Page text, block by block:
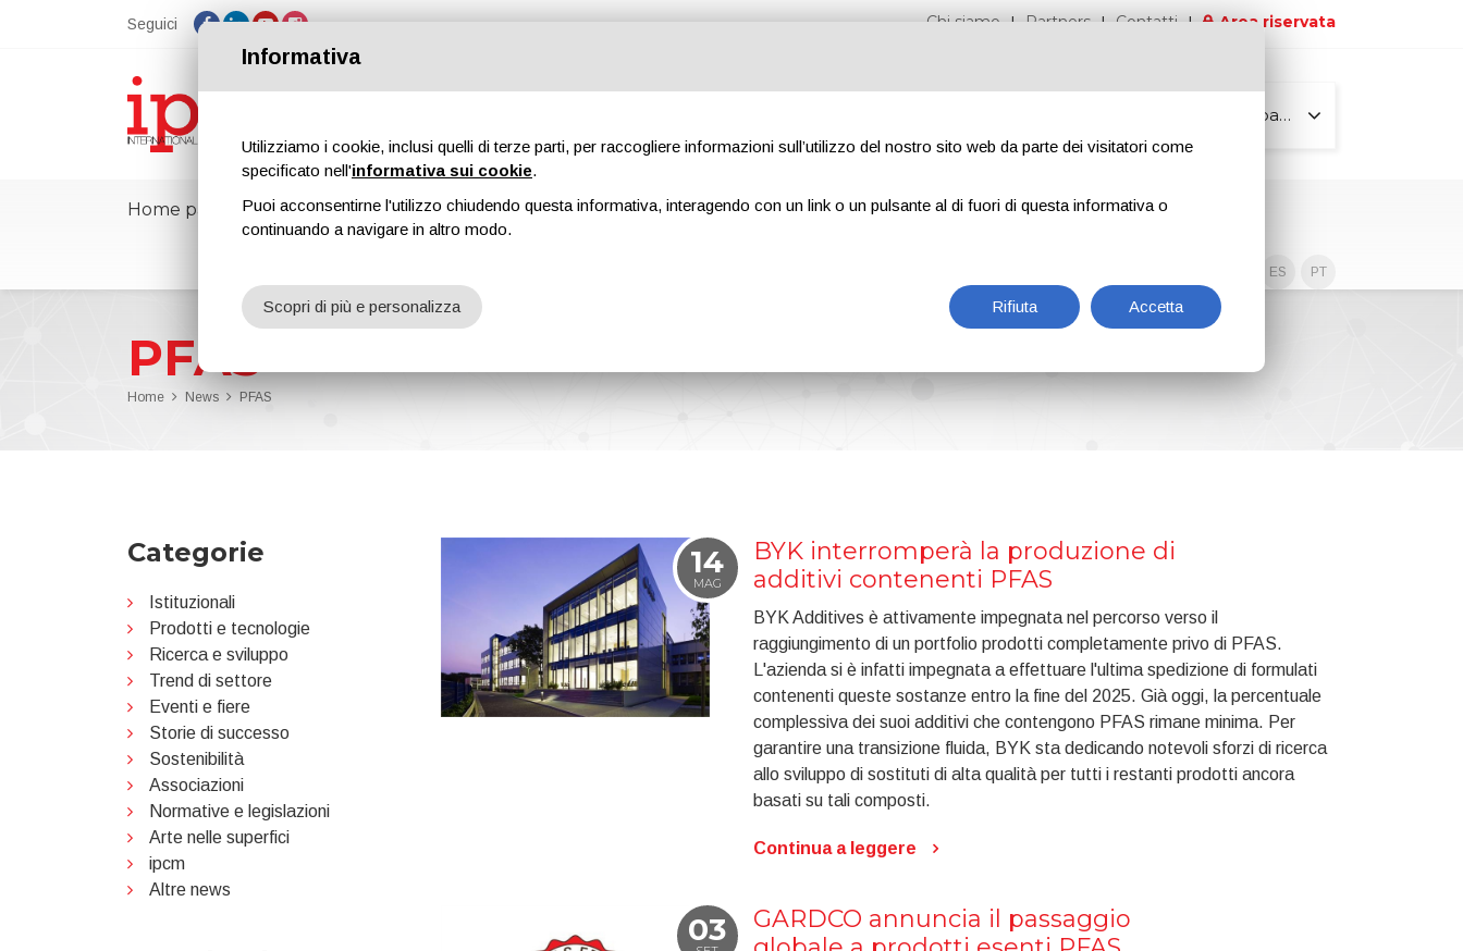
Seguici Chi siamo Partners Contatti Area riservata
Tutte le pagine
Home page ipcmPedia Notizie Fiere Formazione Riviste Pubblicità Blog Contenuti esclusivi
ES PT
PFAS
Home News PFAS
Categorie
Istituzionali
Prodotti e tecnologie
Ricerca e sviluppo
Trend di settore
Eventi e fiere
Storie di successo
Sostenibilità
Associazioni
Normative e legislazioni
Arte nelle superfici
ipcm
Altre news
14
MAG
BYK interromperà la produzione di
additivi contenenti PFAS
BYK Additives è attivamente impegnata nel percorso verso il
raggiungimento di un portfolio prodotti completamente privo di PFAS.
L'azienda si è infatti impegnata a effettuare l'ultima spedizione di formulati
contenenti queste sostanze entro la fine del 2025. Già oggi, la percentuale
complessiva dei suoi additivi che contengono PFAS rimane minima. Per
garantire una transizione fluida, BYK sta dedicando notevoli sforzi di ricerca
allo sviluppo di sostituti di alta qualità per tutti i restanti prodotti ancora
basati su tali composti.
Continua a leggere
03
GARDCO annuncia il passaggio
Informativa
Utilizziamo i cookie, inclusi quelli di terze parti, per raccogliere informazioni sull’utilizzo del nostro sito web da parte dei visitatori come
specificato nell'informativa sui cookie.
Puoi acconsentirne l'utilizzo chiudendo questa informativa, interagendo con un link o un pulsante al di fuori di questa informativa o
continuando a navigare in altro modo.
Rifiuta Accetta
Scopri di più e personalizza